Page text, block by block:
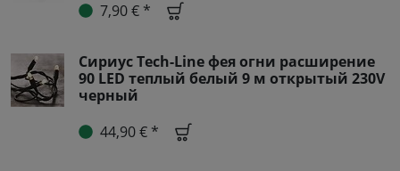
7,90 € *
Сириус Tech-Line фея огни расширение
90 LED теплый белый 9 м открытый 230V
черный
44,90 € *